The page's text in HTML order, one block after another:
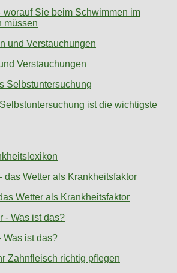
worauf Sie beim Schwimmen im
müssen
Verstauchungen
ist die wichtigste
Wetter als Krankheitsfaktor
Was ist das?